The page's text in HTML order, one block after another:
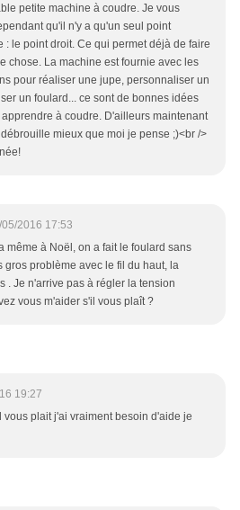
petite machine à coudre. Je vous
qu'il n'y a qu'un seul point
: le point droit. Ce qui permet déjà de faire
chose. La machine est fournie avec les
pour réaliser une jupe, personnaliser un
un foulard... ce sont de bonnes idées
à coudre. D'ailleurs maintenant
débrouille mieux que moi je pense ;)<br />
2016 17:53
même à Noël, on a fait le foulard sans
gros problème avec le fil du haut, la
. Je n'arrive pas à régler la tension
vous m'aider s'il vous plaît ?
19:27
vous plait j'ai vraiment besoin d'aide je